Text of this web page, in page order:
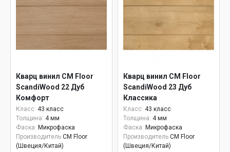
Кварц винил CM Floor
ScandiWood 22 Дуб
Комфорт
Класс: 43 класс
Толщина: 4 мм
Фаска: Микрофаска
Производитель CM Floor
(Швеция/Китай)
Кварц винил CM Floor
ScandiWood 23 Дуб
Классика
Класс: 43 класс
Толщина: 4 мм
Фаска: Микрофаска
Производитель CM Floor
(Швеция/Китай)